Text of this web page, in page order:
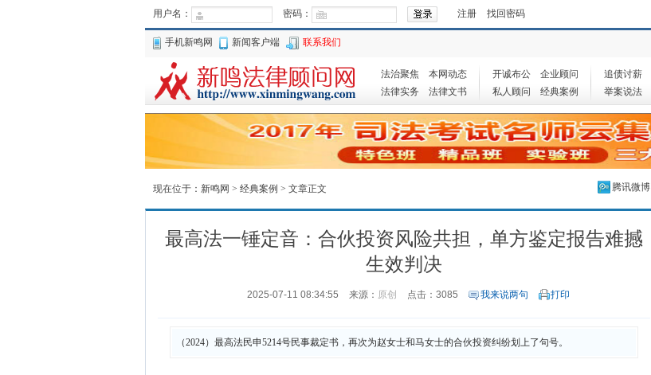
用户名： 密码： 注册 找回密码
手机新鸣网 新闻客户端 联系我们
法治聚焦
本网动态
法律实务
法律文书
开诚布公
企业顾问
私人顾问
经典案例
追债讨薪
举案说法
现在位于： 新鸣网 > 经典案例 > 文章正文 腾讯微博
最高法一锤定音：合伙投资风险共担，单方鉴定报告难撼
生效判决
2025-07-11 08:34:55 来源： 原创 点击： 3085 我来说两句 打印
（2024）最高法民申5214号民事裁定书，再次为赵女士和马女士的合伙投资纠纷划上了句号。